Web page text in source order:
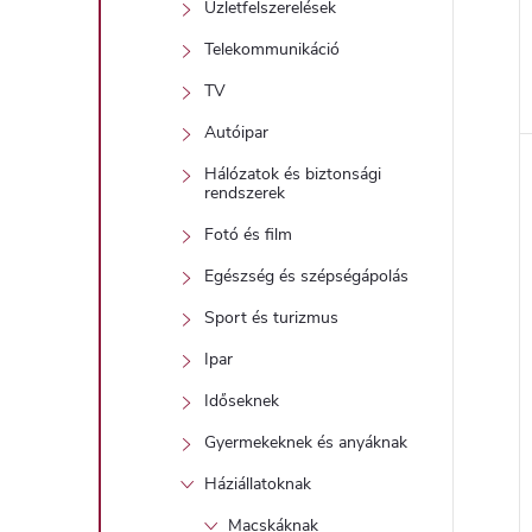
Üzletfelszerelések
Telekommunikáció
TV
Autóipar
Hálózatok és biztonsági
rendszerek
Fotó és film
Egészség és szépségápolás
Sport és turizmus
Ipar
Időseknek
Gyermekeknek és anyáknak
Háziállatoknak
Macskáknak
l